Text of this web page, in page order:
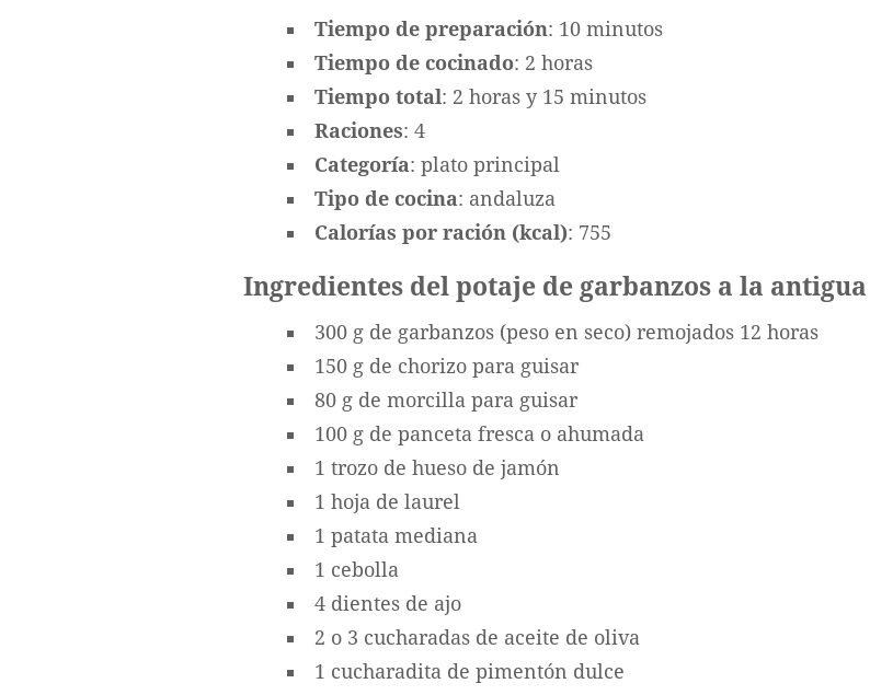
Tiempo de preparación: 10 minutos
Tiempo de cocinado: 2 horas
Tiempo total: 2 horas y 15 minutos
Raciones: 4
Categoría: plato principal
Tipo de cocina: andaluza
Calorías por ración (kcal): 755
Ingredientes del potaje de garbanzos a la antigua
300 g de garbanzos (peso en seco) remojados 12 horas
150 g de chorizo para guisar
80 g de morcilla para guisar
100 g de panceta fresca o ahumada
1 trozo de hueso de jamón
1 hoja de laurel
1 patata mediana
1 cebolla
4 dientes de ajo
2 o 3 cucharadas de aceite de oliva
1 cucharadita de pimentón dulce